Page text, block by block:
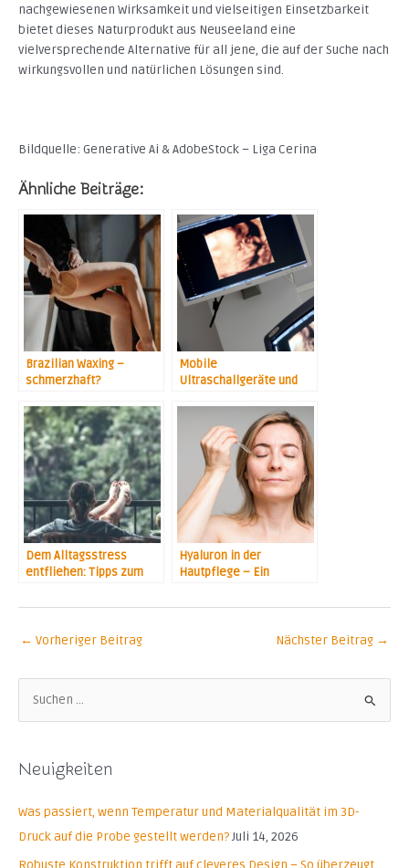
nachgewiesenen Wirksamkeit und vielseitigen Einsetzbarkeit
bietet dieses Naturprodukt aus Neuseeland eine
vielversprechende Alternative für all jene, die auf der Suche nach
wirkungsvollen und natürlichen Lösungen sind.
Bildquelle: Generative Ai & AdobeStock – Liga Cerina
Ähnliche Beiträge:
Brazilian Waxing –
schmerzhaft?
Mobile
Ultraschallgeräte und
Dem Alltagsstress
entfliehen: Tipps zum
Hyaluron in der
Hautpflege – Ein
← Vorheriger Beitrag Nächster Beitrag →
hNeuigkeiten
Was passiert, wenn Temperatur und Materialqualität im 3D-
Druck auf die Probe gestellt werden?Juli 14, 2026
Robuste Konstruktion trifft auf cleveres Design – So überzeugt